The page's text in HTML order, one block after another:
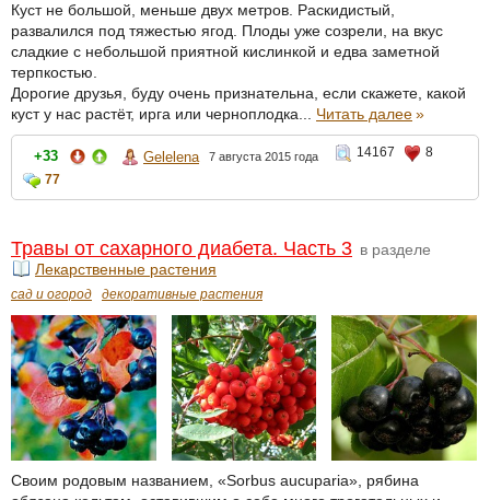
Куст не большой, меньше двух метров. Раскидистый,
развалился под тяжестью ягод. Плоды уже созрели, на вкус
сладкие с небольшой приятной кислинкой и едва заметной
терпкостью.
Дорогие друзья, буду очень признательна, если скажете, какой
куст у нас растёт, ирга или черноплодка... Читать далее»
+33 Gelelena 7 августа 2015 года 14167
8
77
Травы от сахарного диабета. Часть 3 в разделе
Лекарственные растения
сад и огород декоративные растения
Своим родовым названием, «Sorbus aucuparia», рябина